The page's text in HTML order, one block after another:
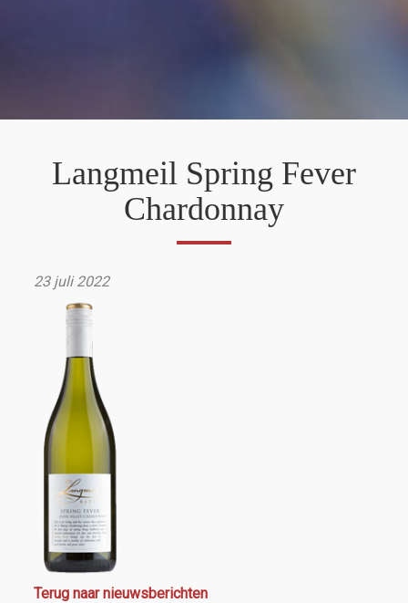
Langmeil Spring Fever
Chardonnay
23 juli 2022
Terug naar nieuwsberichten